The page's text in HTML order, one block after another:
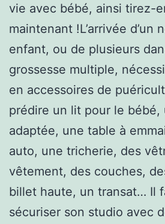
vie avec bébé, ainsi tirez-
maintenant !L’arrivée d’un
enfant, ou de plusieurs
grossesse multiple,
en accessoires de
prédire un lit pour le bébé,
adaptée, une table à
auto, une tricherie, des
vêtement, des couches,
billet haute, un transat… Il
sécuriser son studio avec